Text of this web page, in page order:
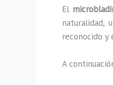
El
naturalidad,
reconocido y
A